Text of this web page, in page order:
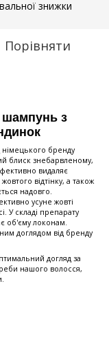
знижки
Порівняти
шампунь з
бренду
блиск знебарвленому,
видаляє
відтінку, а також
надовго.
усуне жовті
У складі препарату
об'єму локонам.
доглядом від бренду
догляд за
нашого волосся,